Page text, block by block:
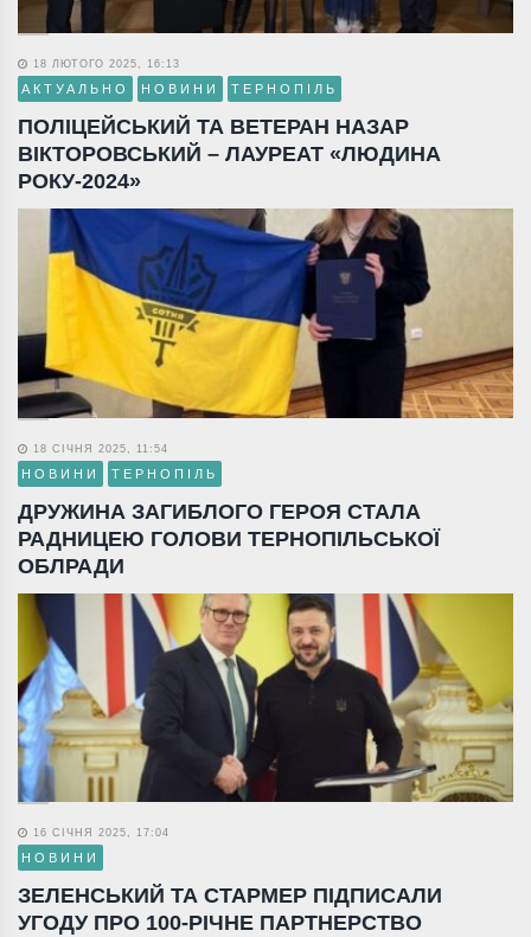
18 ЛЮТОГО 2025, 16:13
АКТУАЛЬНО НОВИНИ ТЕРНОПІЛЬ
ПОЛІЦЕЙСЬКИЙ ТА ВЕТЕРАН НАЗАР
ВІКТОРОВСЬКИЙ – ЛАУРЕАТ «ЛЮДИНА
РОКУ-2024»
18 СІЧНЯ 2025, 11:54
НОВИНИ ТЕРНОПІЛЬ
ДРУЖИНА ЗАГИБЛОГО ГЕРОЯ СТАЛА
РАДНИЦЕЮ ГОЛОВИ ТЕРНОПІЛЬСЬКОЇ
ОБЛРАДИ
16 СІЧНЯ 2025, 17:04
НОВИНИ
ЗЕЛЕНСЬКИЙ ТА СТАРМЕР ПІДПИСАЛИ
УГОДУ ПРО 100-РІЧНЕ ПАРТНЕРСТВО